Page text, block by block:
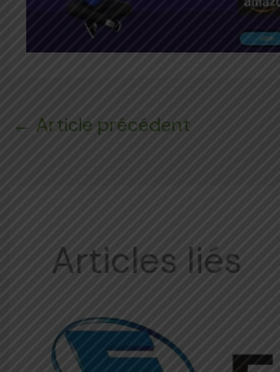
← Article précédent
Articles liés